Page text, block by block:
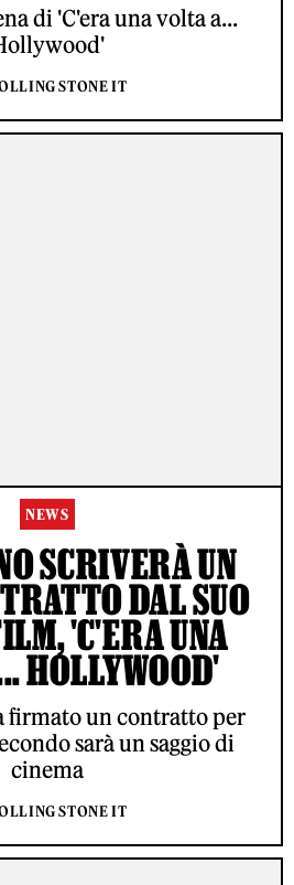
di 'C'era una volta a...
STONE IT
NEWS
SCRIVERÀ UN
DAL SUO
'C'ERA UNA
HOLLYWOOD'
firmato un contratto per
sarà un saggio di
cinema
STONE IT